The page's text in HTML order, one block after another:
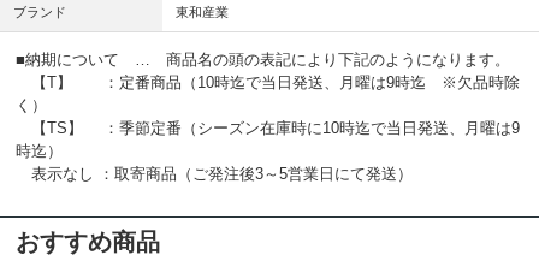
ブランド 東和産業
■納期について … 商品名の頭の表記により下記のようになります。
【T】 ：定番商品（10時迄で当日発送、月曜は9時迄 ※欠品時除
く）
【TS】 ：季節定番（シーズン在庫時に10時迄で当日発送、月曜は9
時迄）
表示なし ：取寄商品（ご発注後3～5営業日にて発送）
おすすめ商品